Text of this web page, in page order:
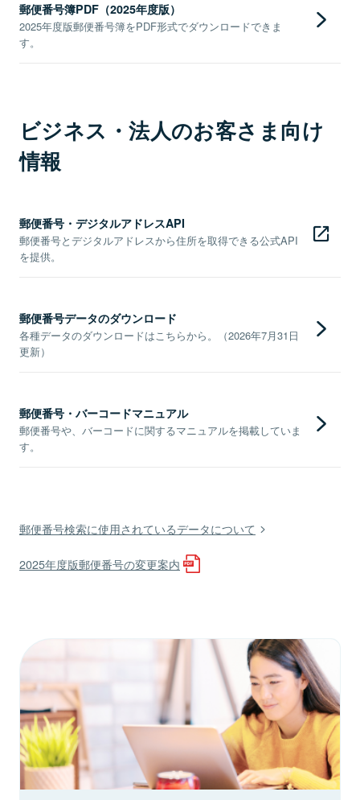
郵便番号簿PDF（2025年度版）
2025年度版郵便番号簿をPDF形式でダウンロードできま
す。
ビジネス・法人のお客さま向け
情報
郵便番号・デジタルアドレスAPI
郵便番号とデジタルアドレスから住所を取得できる公式API
を提供。
郵便番号データのダウンロード
各種データのダウンロードはこちらから。（2026年7月31日
更新）
郵便番号・バーコードマニュアル
郵便番号や、バーコードに関するマニュアルを掲載していま
す。
郵便番号検索に使用されているデータについて
2025年度版郵便番号の変更案内